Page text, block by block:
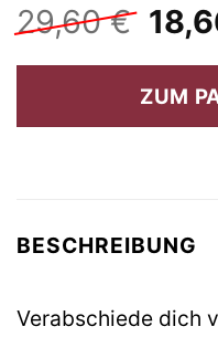
29,60€
Preis
war:
ZUM
BESCHREIBUNG
Verabschiede dich